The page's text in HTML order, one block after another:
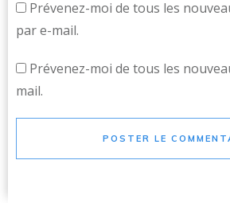
Prévenez-moi de tous les
par e-mail.
Prévenez-moi de tous les
mail.
POSTER LE